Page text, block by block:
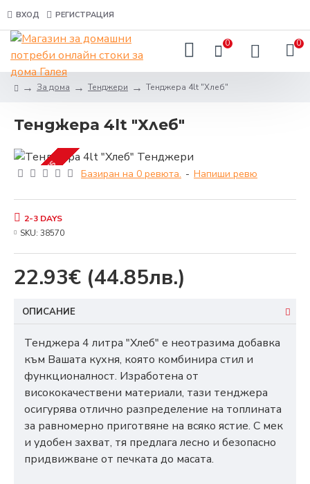
ВХОД РЕГИСТРАЦИЯ
0 0
За дома Тенджери Тенджера 4lt "Хлеб"
Тенджера 4lt "Хлеб"
2-3 DAYS Базиран на 0 ревюта. - Напиши ревю
22.93€ (44.85лв.)
2-3 DAYS
SKU: 38570
ОПИСАНИЕ
Тенджера 4 литра "Хлеб" е неотразима добавка
към Вашата кухня, която комбинира стил и
функционалност. Изработена от
висококачествени материали, тази тенджера
осигурява отлично разпределение на топлината
за равномерно приготвяне на всяко ястие. С мек
и удобен захват, тя предлага лесно и безопасно
придвижване от печката до масата.